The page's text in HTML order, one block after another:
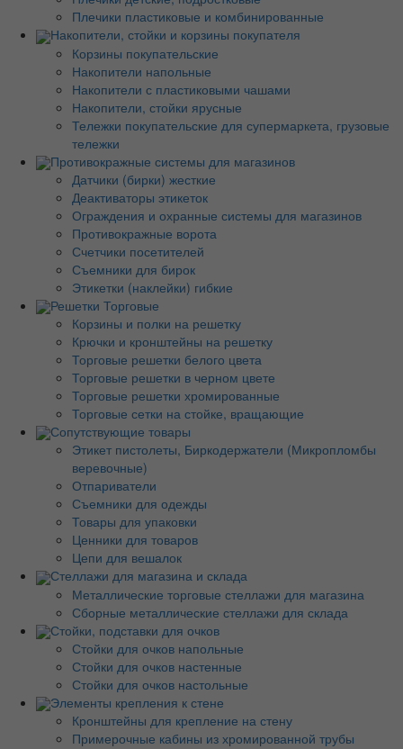
Плечики пластиковые и комбинированные
Накопители, стойки и корзины покупателя
Корзины покупательские
Накопители напольные
Накопители с пластиковыми чашами
Накопители, стойки ярусные
Тележки покупательские для супермаркета, грузовые
тележки
Противокражные системы для магазинов
Датчики (бирки) жесткие
Деактиваторы этикеток
Ограждения и охранные системы для магазинов
Противокражные ворота
Счетчики посетителей
Съемники для бирок
Этикетки (наклейки) гибкие
Решетки Торговые
Корзины и полки на решетку
Крючки и кронштейны на решетку
Торговые решетки белого цвета
Торговые решетки в черном цвете
Торговые решетки хромированные
Торговые сетки на стойке, вращающие
Сопутствующие товары
Этикет пистолеты, Биркодержатели (Микропломбы
веревочные)
Отпариватели
Съемники для одежды
Товары для упаковки
Ценники для товаров
Цепи для вешалок
Стеллажи для магазина и склада
Металлические торговые стеллажи для магазина
Сборные металлические стеллажи для склада
Стойки, подставки для очков
Стойки для очков напольные
Стойки для очков настенные
Стойки для очков настольные
Элементы крепления к стене
Кронштейны для крепление на стену
Примерочные кабины из хромированной трубы